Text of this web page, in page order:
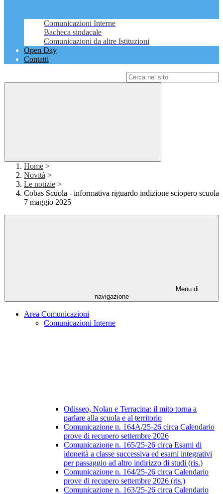
Comunicazioni Interne
Bacheca sindacale
Comunicazioni da altre Istituzioni
Open Day
Contatti
Home >
Novità >
Le notizie >
Cobas Scuola - informativa riguardo indizione sciopero scuola
7 maggio 2025
Menu di
navigazione
Area Comunicazioni
Comunicazioni Interne
Odisseo, Nolan e Terracina: il mito torna a
parlare alla scuola e al territorio
Comunicazione n. 164A/25-26 circa Calendario
prove di recupero settembre 2026
Comunicazione n. 165/25-26 circa Esami di
idoneità a classe successiva ed esami integrativi
per passaggio ad altro indirizzo di studi (ris.)
Comunicazione n. 164/25-26 circa Calendario
prove di recupero settembre 2026 (ris.)
Comunicazione n. 163/25-26 circa Calendario